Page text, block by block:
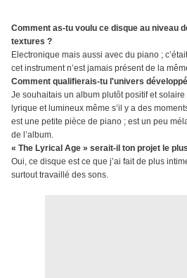
Comment as-tu voulu ce disque au niveau
textures ?
Electronique mais aussi avec du piano ;
cet instrument n’est jamais présent de la
Comment qualifierais-tu l'univers
Je souhaitais un album plutôt positif et
lyrique et lumineux même s’il y a des
est une petite pièce de piano ; est un peu
de l’album.
« The Lyrical Age » serait-il ton projet le
Oui, ce disque est ce que j’ai fait de plus
surtout travaillé des sons.